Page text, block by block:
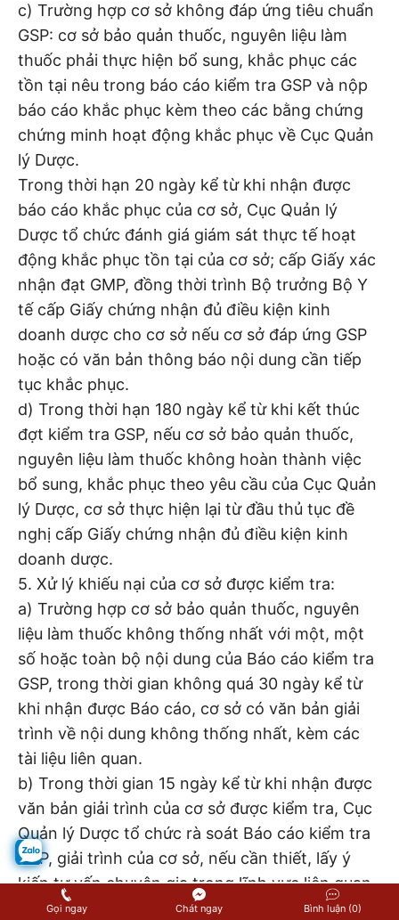
c) Trường hợp cơ sở không đáp ứng tiêu chuẩn
GSP: cơ sở bảo quản thuốc, nguyên liệu làm
thuốc phải thực hiện bổ sung, khắc phục các
tồn tại nêu trong báo cáo kiểm tra GSP và nộp
báo cáo khắc phục kèm theo các bằng chứng
chứng minh hoạt động khắc phục về Cục Quản
lý Dược.
Trong thời hạn 20 ngày kể từ khi nhận được
báo cáo khắc phục của cơ sở, Cục Quản lý
Dược tổ chức đánh giá giám sát thực tế hoạt
động khắc phục tồn tại của cơ sở; cấp Giấy xác
nhận đạt GMP, đồng thời trình Bộ trưởng Bộ Y
tế cấp Giấy chứng nhận đủ điều kiện kinh
doanh dược cho cơ sở nếu cơ sở đáp ứng GSP
hoặc có văn bản thông báo nội dung cần tiếp
tục khắc phục.
d) Trong thời hạn 180 ngày kể từ khi kết thúc
đợt kiểm tra GSP, nếu cơ sở bảo quản thuốc,
nguyên liệu làm thuốc không hoàn thành việc
bổ sung, khắc phục theo yêu cầu của Cục Quản
lý Dược, cơ sở thực hiện lại từ đầu thủ tục đề
nghị cấp Giấy chứng nhận đủ điều kiện kinh
doanh dược.
5. Xử lý khiếu nại của cơ sở được kiểm tra:
a) Trường hợp cơ sở bảo quản thuốc, nguyên
liệu làm thuốc không thống nhất với một, một
số hoặc toàn bộ nội dung của Báo cáo kiểm tra
GSP, trong thời gian không quá 30 ngày kể từ
khi nhận được Báo cáo, cơ sở có văn bản giải
trình về nội dung không thống nhất, kèm các
tài liệu liên quan.
b) Trong thời gian 15 ngày kể từ khi nhận được
văn bản giải trình của cơ sở được kiểm tra, Cục
Quản lý Dược tổ chức rà soát Báo cáo kiểm tra
GSP, giải trình của cơ sở, nếu cần thiết, lấy ý
kiến tư vấn chuyên gia trong lĩnh vực liên quan
và có văn bản trả lời cơ sở.
Gọi ngay Chát ngay Bình luận (0)